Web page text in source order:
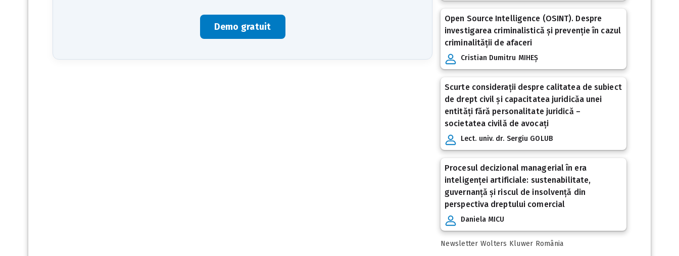
Demo gratuit
Open Source Intelligence (OSINT). Despre
investigarea criminalistică și prevenție în cazul
criminalității de afaceri
Cristian Dumitru MIHEȘ
Scurte considerații despre calitatea de subiect
de drept civil și capacitatea juridicăa unei
entități fără personalitate juridică –
societatea civilă de avocați
Lect. univ. dr. Sergiu GOLUB
Procesul decizional managerial în era
inteligenței artificiale: sustenabilitate,
guvernanță și riscul de insolvență din
perspectiva dreptului comercial
Daniela MICU
Newsletter Wolters Kluwer România